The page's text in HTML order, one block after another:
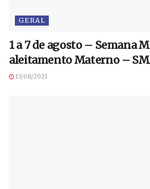
GERAL
1 a 7 de agosto – Semana
aleitamento Materno –
13/08/2021